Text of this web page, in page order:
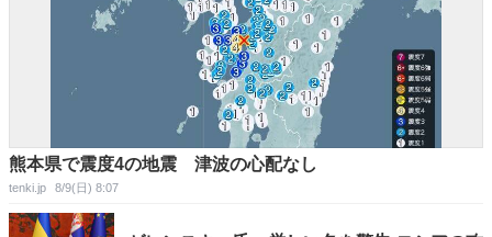
熊本県で震度4の地震 津波の心配なし
tenki.jp 8/9(日) 8:07